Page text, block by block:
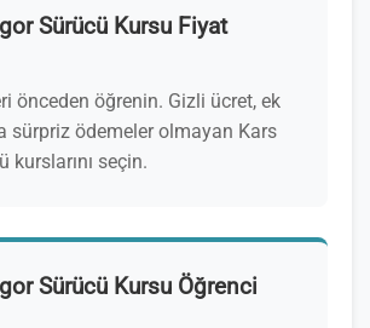
Sürücü Kursu Fiyat
önceden öğrenin. Gizli ücret, ek
sürpriz ödemeler olmayan Kars
kurslarını seçin.
Sürücü Kursu Öğrenci